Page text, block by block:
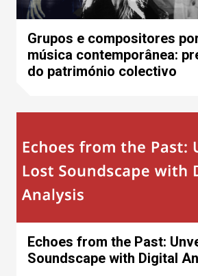
Grupos e compositores
música contemporânea:
do património colectivo
Echoes from the Past:
Soundscape with Digital